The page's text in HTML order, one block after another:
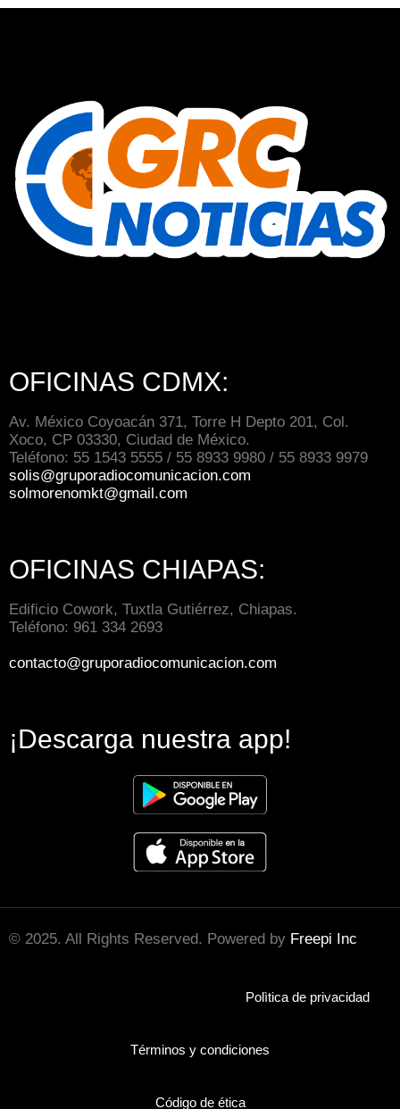
OFICINAS CDMX:
Av. México Coyoacán 371, Torre H Depto 201, Col.
Xoco, CP 03330, Ciudad de México.
Teléfono: 55 1543 5555 / 55 8933 9980 / 55 8933 9979
solis@gruporadiocomunicacion.com
solmorenomkt@gmail.com
OFICINAS CHIAPAS:
Edificio Cowork, Tuxtla Gutiérrez, Chiapas.
Teléfono: 961 334 2693
contacto@gruporadiocomunicacion.com
¡Descarga nuestra app!
© 2025. All Rights Reserved. Powered by Freepi Inc
Polìtica de privacidad
Términos y condiciones
Código de ética